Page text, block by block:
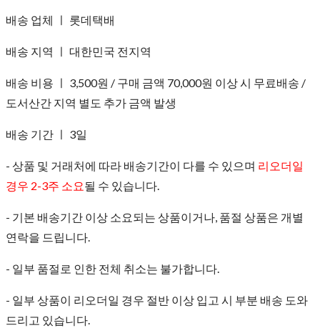
배송 업체 ㅣ 롯데택배
배송 지역 ㅣ 대한민국 전지역
배송 비용 ㅣ 3,500원 / 구매 금액 70,000원 이상 시 무료배송 /
도서산간 지역 별도 추가 금액 발생
배송 기간 ㅣ 3일
- 상품 및 거래처에 따라 배송기간이 다를 수 있으며 리오더일
경우 2-3주 소요될 수 있습니다.
- 기본 배송기간 이상 소요되는 상품이거나, 품절 상품은 개별
연락을 드립니다.
- 일부 품절로 인한 전체 취소는 불가합니다.
- 일부 상품이 리오더일 경우 절반 이상 입고 시 부분 배송 도와
드리고 있습니다.